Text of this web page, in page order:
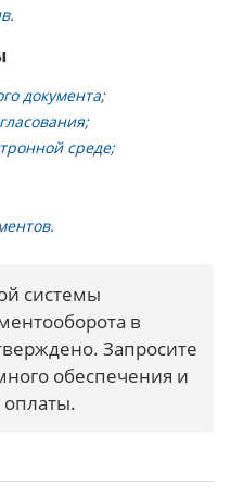
документа;
среде;
системы
в
Запросите
обеспечения и